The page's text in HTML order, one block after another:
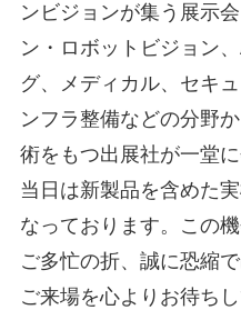
ンビジョンが集う展示
ン・ロボットビジョン
グ、メディカル、セキ
ンフラ整備などの分野
術をもつ出展社が一堂
当日は新製品を含めた
なっております。この
ご多忙の折、誠に恐縮
ご来場を心よりお待ちし